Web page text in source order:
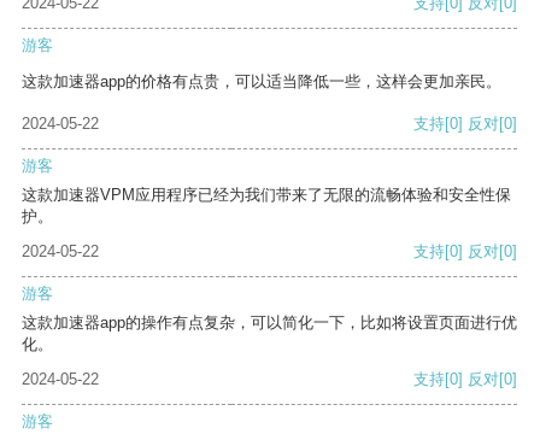
游客
这款加速器app的价格有点贵，可以适当降低一些，这样会更加亲民。
2024-05-22 支持[0] 反对[0]
游客
这款加速器VPM应用程序已经为我们带来了无限的流畅体验和安全性保
护。
2024-05-22
支持[0] 反对[0]
游客
这款加速器app的操作有点复杂，可以简化一下，比如将设置页面进行优
化。
2024-05-22
支持[0] 反对[0]
游客